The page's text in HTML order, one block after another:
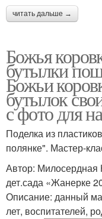
читать дальше →
Божья
бутылки
Божьи
бутылок
с фото для
Поделка из
полянке". Мастер-
Автор: Милосердная
дет.сада «Жанерке
Описание: данный
лет, воспитателей,